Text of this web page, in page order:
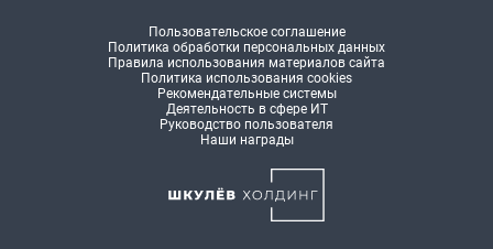
Пользовательское соглашение
Политика обработки персональных данных
Правила использования материалов сайта
Политика использования cookies
Рекомендательные системы
Деятельность в сфере ИТ
Руководство пользователя
Наши награды